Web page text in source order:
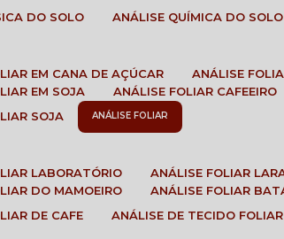
DO SOLO
ANÁLISE QUÍMICA DO SOLO
EM CANA DE AÇÚCAR
ANÁLISE
EM SOJA
ANÁLISE FOLIAR CAFEEIRO
SOJA
ANÁLISE FOLIAR
LABORATÓRIO
ANÁLISE FOLIAR
DO MAMOEIRO
ANÁLISE FOLIAR
DE CAFE
ANÁLISE DE TECIDO FOLIAR